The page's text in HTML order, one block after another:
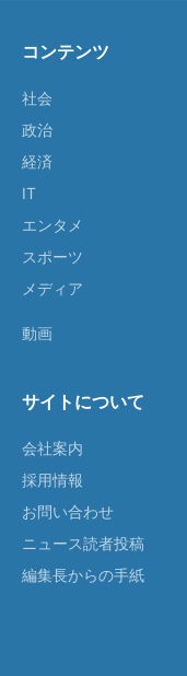
コンテンツ
社会
政治
経済
IT
エンタメ
スポーツ
メディア
動画
サイトについて
会社案内
採用情報
お問い合わせ
ニュース読者投稿
編集長からの手紙